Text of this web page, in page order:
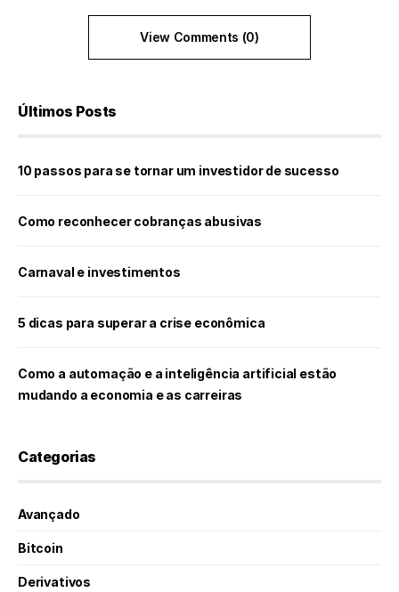
View Comments (0)
Últimos Posts
10 passos para se tornar um investidor de sucesso
Como reconhecer cobranças abusivas
Carnaval e investimentos
5 dicas para superar a crise econômica
Como a automação e a inteligência artificial estão
mudando a economia e as carreiras
Categorias
Avançado
Bitcoin
Derivativos